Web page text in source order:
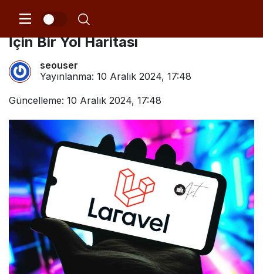
MVC Mimarisi: Yazılım Geliştirme
İçin Bir Yol Haritası
seouser
Yayınlanma: 10 Aralık 2024, 17:48
Güncelleme: 10 Aralık 2024, 17:48